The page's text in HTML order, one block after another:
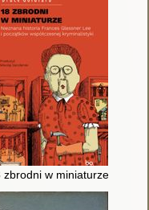
zbrodni w miniaturze :